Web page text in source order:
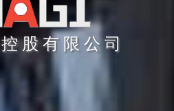
股 有 限 公 司